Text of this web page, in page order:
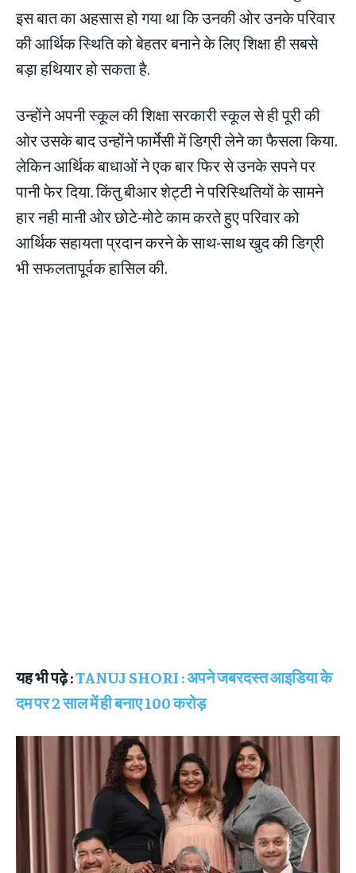
इस बात का अहसास हो गया था कि उनकी ओर उनके परिवार
की आर्थिक स्थिति को बेहतर बनाने के लिए शिक्षा ही सबसे
बड़ा हथियार हो सकता है.
उन्होंने अपनी स्कूल की शिक्षा सरकारी स्कूल से ही पूरी की
ओर उसके बाद उन्होंने फार्मेसी में डिग्री लेने का फैसला किया.
लेकिन आर्थिक बाधाओं ने एक बार फिर से उनके सपने पर
पानी फेर दिया. किंतु बीआर शेट्टी ने परिस्थितियों के सामने
हार नही मानी ओर छोटे-मोटे काम करते हुए परिवार को
आर्थिक सहायता प्रदान करने के साथ-साथ खुद की डिग्री
भी सफलतापूर्वक हासिल की.
यह भी पढ़े :TANUJ SHORI : अपने जबरदस्त आइडिया के
दम पर 2 साल में ही बनाए 100 करोड़